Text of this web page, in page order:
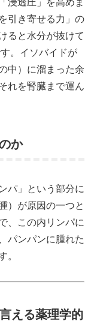
引き寄せる力」の
ると水分が抜けて
。イソバイドが
中）に溜まった余
れを腎臓まで運ん
か
パ」という部分に
）が原因の一つと
、この内リンパに
パンパンに腫れた
える薬理学的